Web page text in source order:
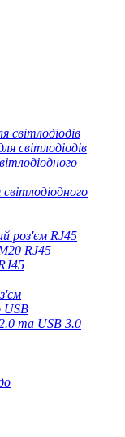
світлодіодів
світлодіодів
роз'єм RJ45
RJ45
USB
та USB 3.0